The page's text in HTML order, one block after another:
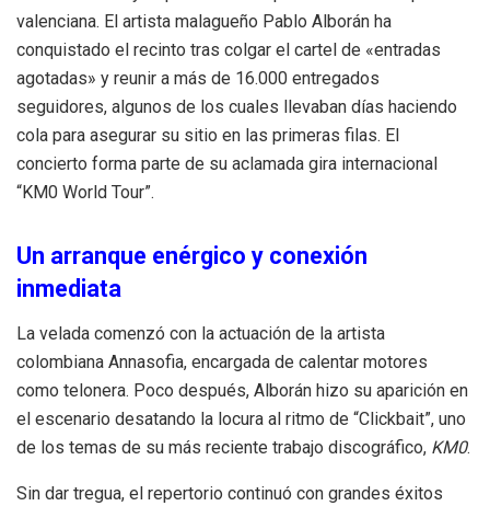
valenciana. El artista malagueño Pablo Alborán ha
conquistado el recinto tras colgar el cartel de «entradas
agotadas» y reunir a más de 16.000 entregados
seguidores, algunos de los cuales llevaban días haciendo
cola para asegurar su sitio en las primeras filas. El
concierto forma parte de su aclamada gira internacional
“KM0 World Tour”.
Un arranque enérgico y conexión
inmediata
La velada comenzó con la actuación de la artista
colombiana Annasofia, encargada de calentar motores
como telonera. Poco después, Alborán hizo su aparición en
el escenario desatando la locura al ritmo de “Clickbait”, uno
de los temas de su más reciente trabajo discográfico, KM0.
Sin dar tregua, el repertorio continuó con grandes éxitos